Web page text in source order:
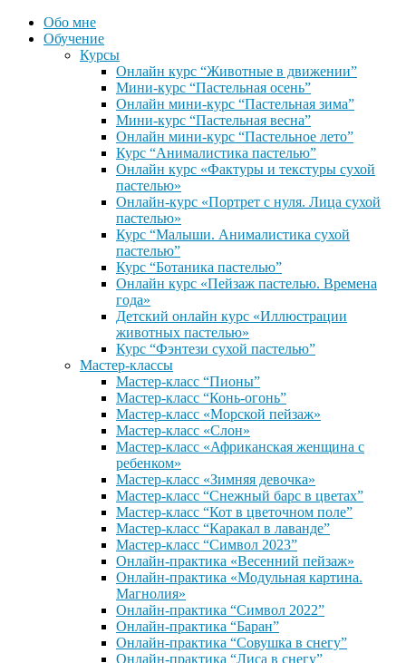
Обо мне
Обучение
Курсы
Онлайн курс “Животные в движении”
Мини-курс “Пастельная осень”
Онлайн мини-курс “Пастельная зима”
Мини-курс “Пастельная весна”
Онлайн мини-курс “Пастельное лето”
Курс “Анималистика пастелью”
Онлайн курс «Фактуры и текстуры сухой
пастелью»
Онлайн-курс «Портрет с нуля. Лица сухой
пастелью»
Курс “Малыши. Анималистика сухой
пастелью”
Курс “Ботаника пастелью”
Онлайн курс «Пейзаж пастелью. Времена
года»
Детский онлайн курс «Иллюстрации
животных пастелью»
Курс “Фэнтези сухой пастелью”
Мастер-классы
Мастер-класс “Пионы”
Мастер-класс “Конь-огонь”
Мастер-класс «Морской пейзаж»
Мастер-класс «Слон»
Мастер-класс «Африканская женщина с
ребенком»
Мастер-класс «Зимняя девочка»
Мастер-класс “Снежный барс в цветах”
Мастер-класс “Кот в цветочном поле”
Мастер-класс “Каракал в лаванде”
Мастер-класс “Символ 2023”
Онлайн-практика «Весенний пейзаж»
Онлайн-практика «Модульная картина.
Магнолия»
Онлайн-практика “Символ 2022”
Онлайн-практика “Баран”
Онлайн-практика “Совушка в снегу”
Онлайн-практика “Лиса в снегу”